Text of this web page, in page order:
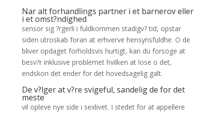
Nar alt forhandlings partner i et barnerov eller
i et omst?ndighed
sensor sig ?rgerli i fuldkommen stadigv? tid, opstar
siden utroskab foran at erhverve hensynsfuldhe. O de
bliver opdaget forholdsvis hurtigt, kan du forsoge at
besv?r inklusive problemet hvilken at lose o det,
endskon det ender for det hovedsagelig galt.
De v?lger at v?re svigeful, sandelig de for det
meste
vil opleve nye side i sexlivet. I stedet for at appellere